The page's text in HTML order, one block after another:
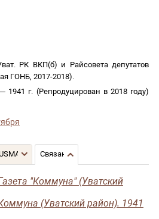
РК ВКП(б) и Райсовета депутатов
ГОНБ, 2017-2018).
1941 г. (Репродуцирован в 2018 году)
Связанные записи
"Коммуна" (Уватский
(Уватский район). 1941